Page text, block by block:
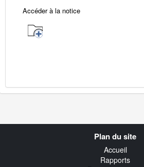
Accéder à la notice
Plan du site
Accueil
Rapports